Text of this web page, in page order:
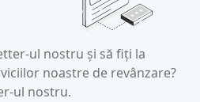
ul nostru și să fiți la
noastre de revânzare?
ul nostru.